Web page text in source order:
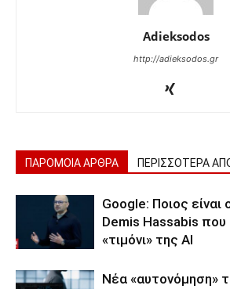
Adieksodos
http://adieksodos.gr
ΠΑΡΟΜΟΙΑ ΑΡΘΡΑ ΠΕΡΙΣΣΟΤΕΡΑ
Google: Ποιος
Demis Hassabis που
«τιμόνι» της ΑΙ
Νέα «αυτονόμηση»